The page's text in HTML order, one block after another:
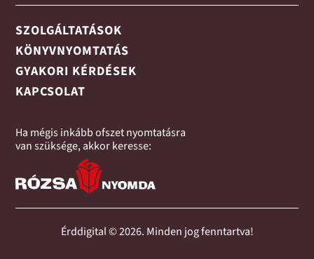
SZOLGÁLTATÁSOK
KÖNYVNYOMTATÁS
GYAKORI KÉRDÉSEK
KAPCSOLAT
Ha mégis inkább ofszet nyomtatásra
van szüksége, akkor keresse:
Érddigital © 2026. Minden jog fenntartva!